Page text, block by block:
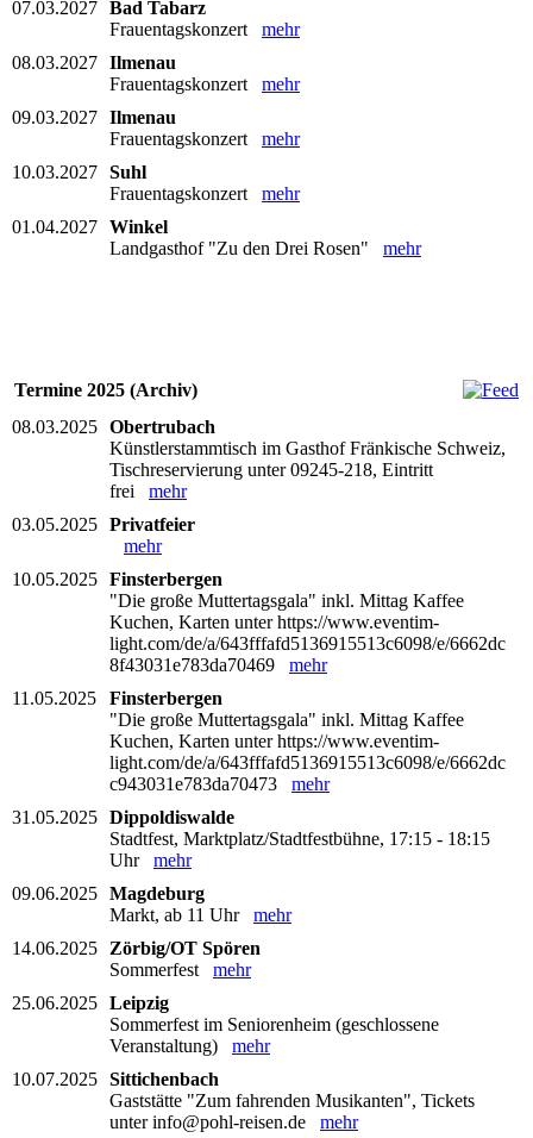
07.03.2027 Bad Tabarz
Frauentagskonzert mehr
08.03.2027 Ilmenau
Frauentagskonzert mehr
09.03.2027 Ilmenau
Frauentagskonzert mehr
10.03.2027 Suhl
Frauentagskonzert mehr
01.04.2027 Winkel
Landgasthof "Zu den Drei Rosen" mehr
Termine 2025 (Archiv)
08.03.2025 Obertrubach
Künstlerstammtisch im Gasthof Fränkische Schweiz,
Tischreservierung unter 09245-218, Eintritt
frei mehr
03.05.2025 Privatfeier
mehr
10.05.2025 Finsterbergen
"Die große Muttertagsgala" inkl. Mittag Kaffee
Kuchen, Karten unter https://www.eventim-
light.com/de/a/643fffafd5136915513c6098/e/6662dc
8f43031e783da70469 mehr
11.05.2025
Finsterbergen
"Die große Muttertagsgala" inkl. Mittag Kaffee
Kuchen, Karten unter https://www.eventim-
light.com/de/a/643fffafd5136915513c6098/e/6662dc
c943031e783da70473 mehr
31.05.2025 Dippoldiswalde
Stadtfest, Marktplatz/Stadtfestbühne, 17:15 - 18:15
Uhr mehr
09.06.2025 Magdeburg
Markt, ab 11 Uhr mehr
14.06.2025
Zörbig/OT Spören
Sommerfest mehr
25.06.2025 Leipzig
Sommerfest im Seniorenheim (geschlossene
Veranstaltung) mehr
10.07.2025 Sittichenbach
Gaststätte "Zum fahrenden Musikanten", Tickets
unter info@pohl-reisen.de mehr